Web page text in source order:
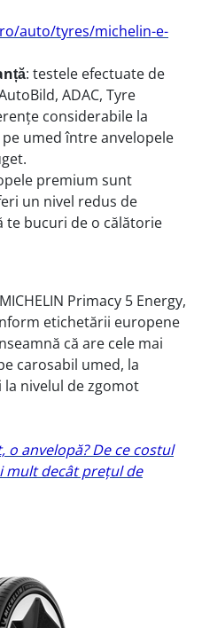
auto/tyres/michelin-e-
: testele efectuate de
ADAC, Tyre
considerabile la
umed între anvelopele
premium sunt
un nivel redus de
te bucuri de o călătorie
Primacy 5 Energy,
etichetării europene
că are cele mai
carosabil umed, la
nivelul de zgomot
o anvelopă? De ce costul
mult decât prețul de